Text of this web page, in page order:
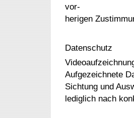
vor-
herigen
Datenschutz
Aufgezeichnete
Sichtung und
lediglich nach